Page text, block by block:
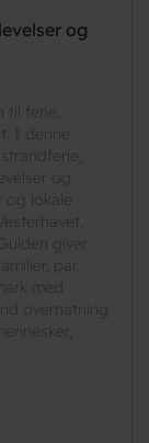
og
ferie,
I denne
og
lokale
giver
par,
med
overnatning